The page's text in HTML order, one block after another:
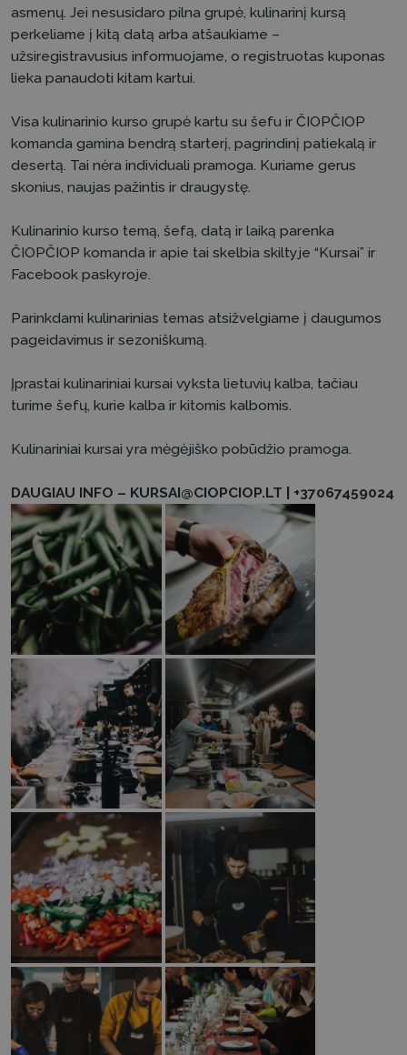
asmenų. Jei nesusidaro pilna grupė, kulinarinį kursą
perkeliame į kitą datą arba atšaukiame –
užsiregistravusius informuojame, o registruotas kuponas
lieka panaudoti kitam kartui.
Visa kulinarinio kurso grupė kartu su šefu ir ČIOPČIOP
komanda gamina bendrą starterį, pagrindinį patiekalą ir
desertą. Tai nėra individuali pramoga. Kuriame gerus
skonius, naujas pažintis ir draugystę.
Kulinarinio kurso temą, šefą, datą ir laiką parenka
ČIOPČIOP komanda ir apie tai skelbia skiltyje “Kursai” ir
Facebook paskyroje.
Parinkdami kulinarinias temas atsižvelgiame į daugumos
pageidavimus ir sezoniškumą.
Įprastai kulinariniai kursai vyksta lietuvių kalba, tačiau
turime šefų, kurie kalba ir kitomis kalbomis.
Kulinariniai kursai yra mėgėjiško pobūdžio pramoga.
DAUGIAU INFO – KURSAI@CIOPCIOP.LT | +37067459024